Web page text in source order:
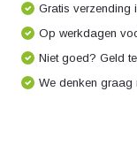
Gratis verzending
Op werkdagen
Niet goed? Geld
We denken graag